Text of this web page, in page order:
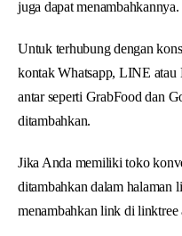
juga dapat menambahkannya.
Untuk terhubung dengan
kontak Whatsapp, LINE atau
antar seperti GrabFood dan
ditambahkan.
Jika Anda memiliki toko
ditambahkan dalam halaman
menambahkan link di linktree